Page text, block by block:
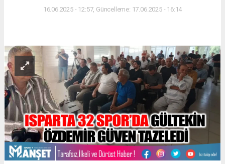
16.06.2025 - 12:57, Güncelleme: 17.06.2025 - 16:14